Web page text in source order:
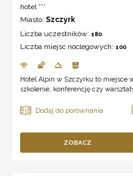
hotel ***
Miasto: Szczyrk
Liczba uczestników: 180
Liczba miejsc noclegowych: 100
Hotel Alpin w Szczyrku to miejsce
szkolenie, konferencję czy
ZOBACZ